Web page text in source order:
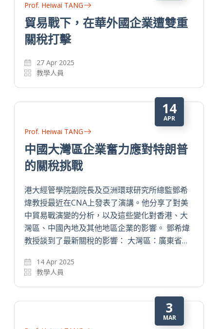
Prof. Heiwai TANG
貿易戰下，在華外國企業遭雙重
關稅打擊
27 Apr 2025
教學人員
14
APR
Prof. Heiwai TANG
中國大灣區企業奮力應對特朗普
的關稅挑戰
港大經管學院副院長及亞洲環球研究所總監鄧希
煒教授最近在CNA上發表了演講。他分享了對美
中貿易戰演變的分析，以及這些變化對香港、大
灣區、中國內地及其他地區企業的影響。 鄧希煒
教授談到了最新關稅的影響： 大灣區：廣東省…
14 Apr 2025
教學人員
3
MAR